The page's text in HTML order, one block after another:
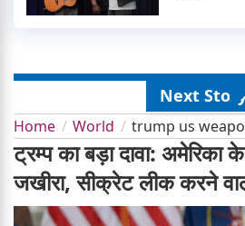
Next
Home World trump us
ट्रम्प का बड़ा दावा: अमेरिका
जखीरा, सीक्रेट लीक करने